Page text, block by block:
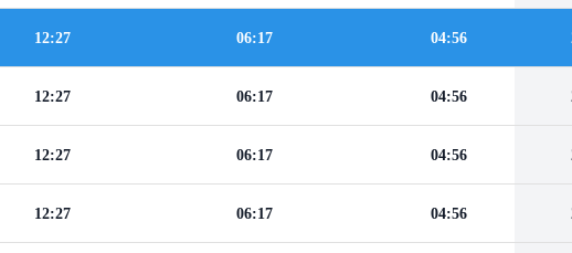
04:56
06:17
12:27
04:56
06:17
12:27
04:56
06:17
12:27
04:56
06:17
12:27